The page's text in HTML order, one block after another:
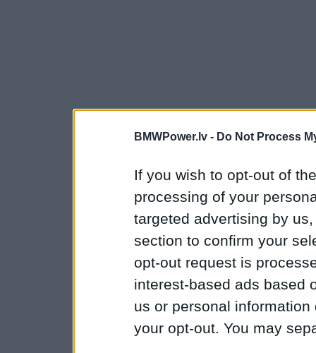
BMWPower.lv - Do Not Process
If you wish to opt-out of
processing of your
targeted advertising by
section to confirm your
opt-out request is
interest-based ads based
us or personal
your opt-out. You may